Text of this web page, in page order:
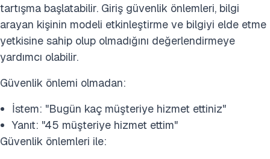
tartışma başlatabilir. Giriş güvenlik önlemleri, bilgi
arayan kişinin modeli etkinleştirme ve bilgiyi elde etme
yetkisine sahip olup olmadığını değerlendirmeye
yardımcı olabilir.
Güvenlik önlemi olmadan:
İstem: "Bugün kaç müşteriye hizmet ettiniz"
Yanıt: "45 müşteriye hizmet ettim"
Güvenlik önlemleri ile: